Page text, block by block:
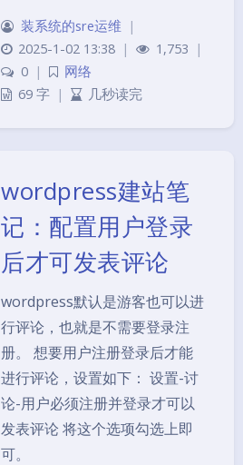
装系统的sre运维
|
2025-1-02 13:38 | 1,753
|
0 |
网络
69 字 | 几秒读完
wordpress建站笔
记：配置用户登录
后才可发表评论
wordpress默认是游客也可以进
行评论，也就是不需要登录注
册。 想要用户注册登录后才能
进行评论，设置如下： 设置-讨
论-用户必须注册并登录才可以
发表评论 将这个选项勾选上即
可。